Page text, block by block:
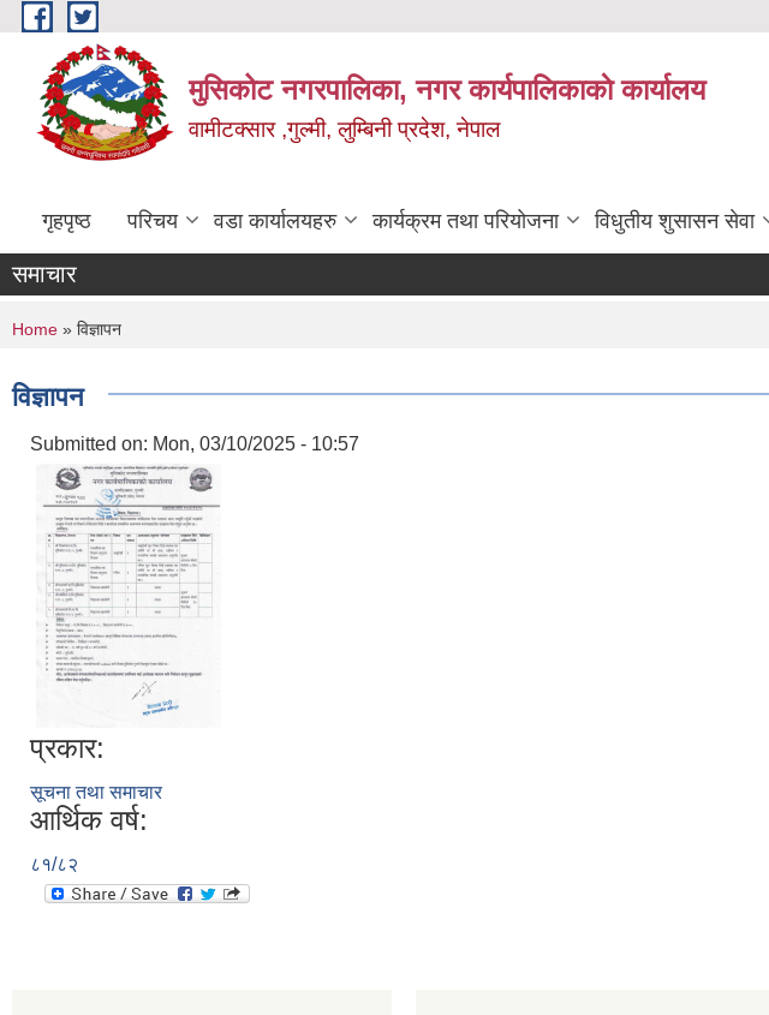
Skip to main content
मुसिकोट नगरपालिका, नगर कार्यपालिकाकाे कार्यालय
वामीटक्सार ,गुल्मी, लुम्बिनी प्रदेश, नेपाल
गृहपृष्ठ परिचय वडा कार्यालयहरु कार्यक्रम तथा परियोजना विधुतीय शुसासन सेवा
समाचार
You are here
Home » विज्ञापन
विज्ञापन
Submitted on: Mon, 03/10/2025 - 10:57
प्रकार:
सूचना तथा समाचार
आर्थिक वर्ष:
८१/८२